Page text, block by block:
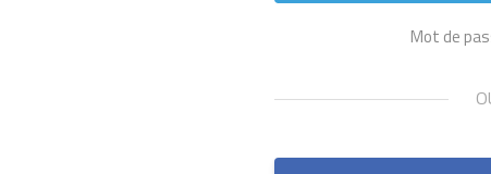
Mot de